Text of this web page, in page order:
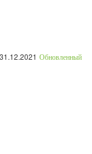
31.12.2021 Обновленный